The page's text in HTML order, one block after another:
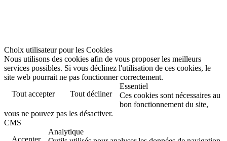
Choix utilisateur pour les Cookies
Nous utilisons des cookies afin de vous proposer les meilleurs
services possibles. Si vous déclinez l'utilisation de ces cookies, le
site web pourrait ne pas fonctionner correctement.
Tout accepter
Tout décliner
Essentiel
Ces cookies sont nécessaires au
bon fonctionnement du site,
vous ne pouvez pas les désactiver.
CMS
Analytique